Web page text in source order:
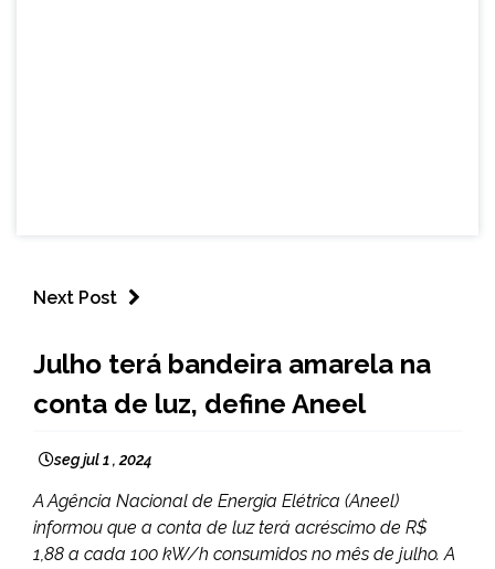
Next Post
NOTÍCIAS
Julho terá bandeira amarela na
conta de luz, define Aneel
seg jul 1 , 2024
A Agência Nacional de Energia Elétrica (Aneel)
informou que a conta de luz terá acréscimo de R$
1,88 a cada 100 kW/h consumidos no mês de julho. A